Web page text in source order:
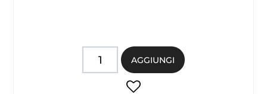
Quantità
AGGIUNGI